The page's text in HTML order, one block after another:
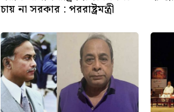
চায় না সরকার : পররাষ্ট্রমন্ত্রী